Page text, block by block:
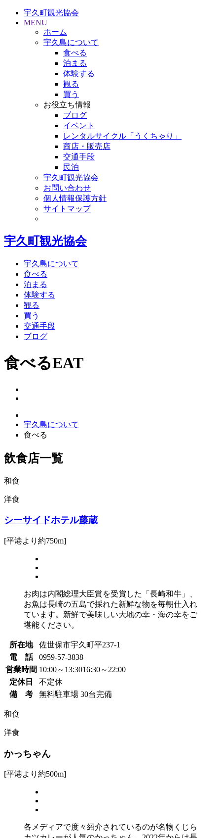
宇久町観光協会
MENU
ホーム
宇久島について
食べる
泊まる
体験する
観る
買う
お役立ち情報
ブログ
イベント
レンタルサイクル「うくちゃり」
商店・販売店
交通手段
民泊
宇久町観光協会
お問い合わせ
個人情報保護方針
サイトマップ
宇久町観光協会
宇久島について
食べる
泊まる
体験する
観る
買う
交通手段
ブログ
食べるEAT
宇久島について
食べる
飲食店一覧
和食
洋食
シーサイドホテル藤蔵
[平港より約750m]
お肉は内閣総理大臣賞を受賞した「長崎和牛」、
お魚は長崎の五島で採れた新鮮な物を毎朝仕入れ
ています。新鮮で美味しい大地の幸・海の幸をご
堪能ください。
所在地
佐世保市宇久町平237-1
電 話
0959-57-3838
営業時間 10:00～13:3016:30～22:00
定休日
不定休
備 考
無料駐車場 30台完備
和食
洋食
かっちゃん
[平港より約500m]
各メディアで度々紹介されているのが名物くじら